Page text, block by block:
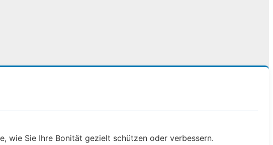
wie Sie Ihre Bonität gezielt schützen oder verbessern.